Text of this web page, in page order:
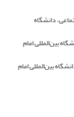
دانشگاه
بین‌المللی امام
بین‌المللی امام